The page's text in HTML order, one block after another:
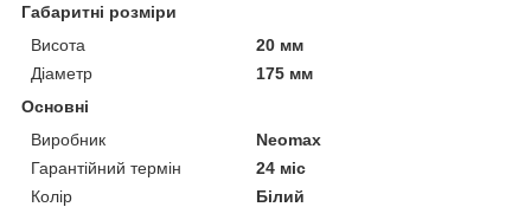
Габаритні розміри
Висота
20 мм
Діаметр
175 мм
Основні
Виробник
Neomax
Гарантійний термін
24 міс
Колір
Білий